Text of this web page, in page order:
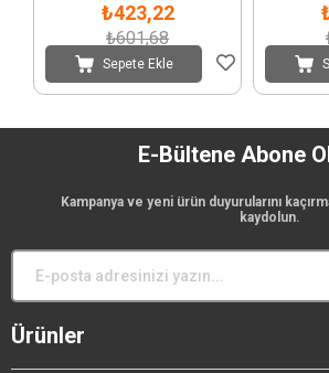
₺423,22
₺601,68
Sepete Ekle
E-Bültene Abone
Kampanya ve yeni ürün duyurularını
kaydolun.
Ürünler